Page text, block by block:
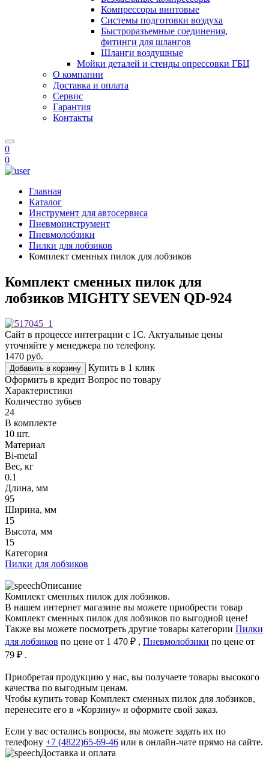
Компрессоры винтовые
Системы подготовки воздуха
Быстроразъемные соединения,
фитинги для шлангов
Шланги воздушные
Мойки деталей и стенды опрессовки ГБЦ
О компании
Доставка и оплата
Сервис
Гарантия
Контакты
0
0
Главная
Каталог
Инструмент для автосервиса
Пневмоинструмент
Пневмолобзики
Пилки для лобзиков
Комплект сменных пилок для лобзиков
Комплект сменных пилок для
лобзиков MIGHTY SEVEN QD-924
Сайт в процессе интеграции с 1С. Актуальные цены
уточняйте у менеджера по телефону.
1470 руб.
Добавить в корзину
Купить в 1 клик
Оформить в кредит Вопрос по товару
Характеристики
Количество зубьев
24
В комплекте
10 шт.
Материал
Bi-metal
Вес, кг
0.1
Длина, мм
95
Ширина, мм
15
Высота, мм
15
Категория
Пилки для лобзиков
Описание
Комплект сменных пилок для лобзиков.
В нашем интернет магазине вы можете приобрести товар
Комплект сменных пилок для лобзиков по выгодной цене!
Также вы можете посмотреть другие товары категории Пилки
для лобзиков по цене от 1 470 ₽ , Пневмолобзики по цене от
79 ₽ .
Приобретая продукцию у нас, вы получаете товары высокого
качества по выгодным ценам.
Чтобы купить товар Комплект сменных пилок для лобзиков,
перенесите его в «Корзину» и оформите свой заказ.
Если у вас остались вопросы, вы можете задать их по
телефону +7 (4822)65-69-46 или в онлайн-чате прямо на сайте.
Доставка и оплата